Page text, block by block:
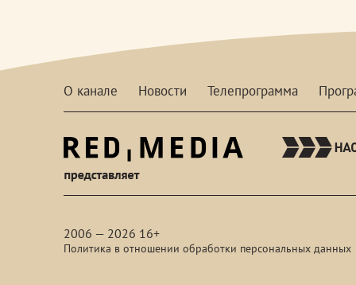
О канале Новости Телепрограмма
2006 — 2026 16+
Политика в отношении обработки персональных данных